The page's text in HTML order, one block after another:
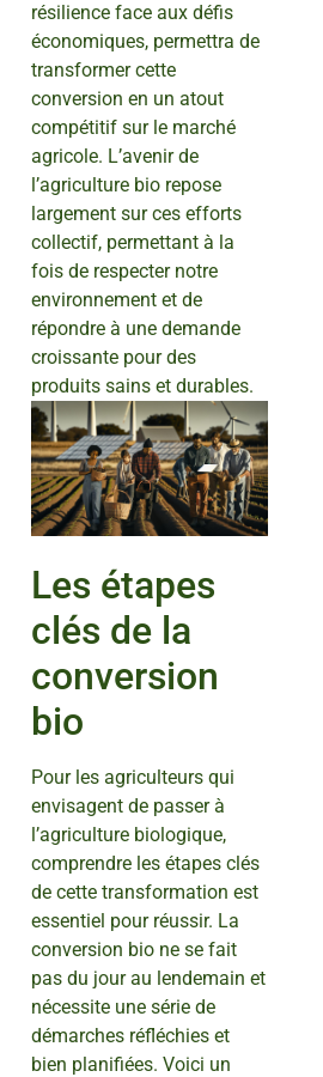
résilience face aux défis
économiques, permettra de
transformer cette
conversion en un atout
compétitif sur le marché
agricole. L’avenir de
l’agriculture bio repose
largement sur ces efforts
collectif, permettant à la
fois de respecter notre
environnement et de
répondre à une demande
croissante pour des
produits sains et durables.
Les étapes
clés de la
conversion
bio
Pour les agriculteurs qui
envisagent de passer à
l’agriculture biologique,
comprendre les étapes clés
de cette transformation est
essentiel pour réussir. La
conversion bio ne se fait
pas du jour au lendemain et
nécessite une série de
démarches réfléchies et
bien planifiées. Voici un